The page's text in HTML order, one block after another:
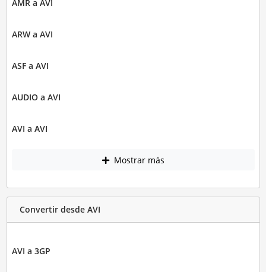
AMR a AVI
ARW a AVI
ASF a AVI
AUDIO a AVI
AVI a AVI
Mostrar más
Convertir desde AVI
AVI a 3GP